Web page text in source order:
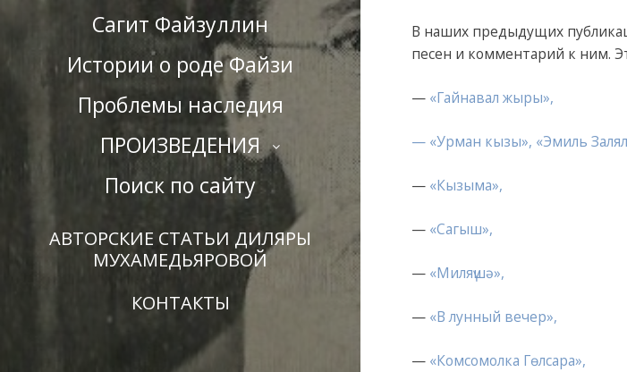
Сагит Файзуллин
Истории о роде Файзи
Проблемы наследия
ПРОИЗВЕДЕНИЯ
Поиск по сайту
АВТОРСКИЕ СТАТЬИ ДИЛЯРЫ
МУХАМЕДЬЯРОВОЙ
КОНТАКТЫ
В наших предыдущих
песен и комментарий к ним.
— «Гайнавал жыры»,
— «Урман кызы», «Эмиль
— «Кызыма»,
— «Сагыш»,
— «Миляүшә»,
— «В лунный вечер»,
— «Комсомолка Гөлсара»,